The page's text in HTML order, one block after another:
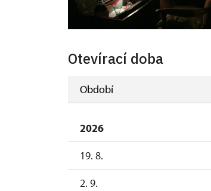
Otevírací doba
Období
2026
19. 8.
2. 9.